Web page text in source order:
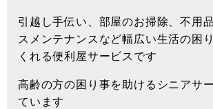
引越し手伝い、部屋のお掃除、不用
スメンテナンスなど幅広い生活の困
くれる便利屋サービスです
高齢の方の困り事を助けるシニアサ
ています